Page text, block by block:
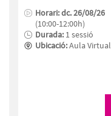
Horari: dc. 26/08/26
(10:00-12:00h)
Durada: 1 sessió
Ubicació:Aula Virtual